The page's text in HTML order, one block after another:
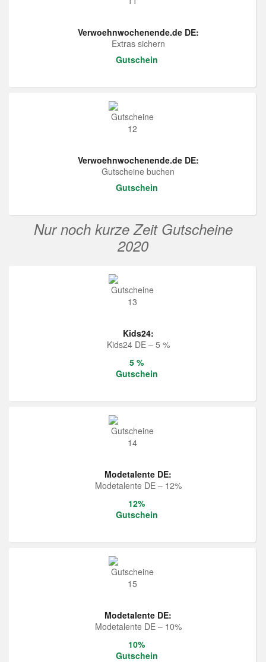
Verwoehnwochenende.de DE:
Extras sichern
Gutschein
Verwoehnwochenende.de DE:
Gutscheine buchen
Gutschein
Nur noch kurze Zeit Gutscheine
2020
Kids24:
Kids24 DE – 5 %
5 %
Gutschein
Modetalente DE:
Modetalente DE – 12%
12%
Gutschein
Modetalente DE:
Modetalente DE – 10%
10%
Gutschein